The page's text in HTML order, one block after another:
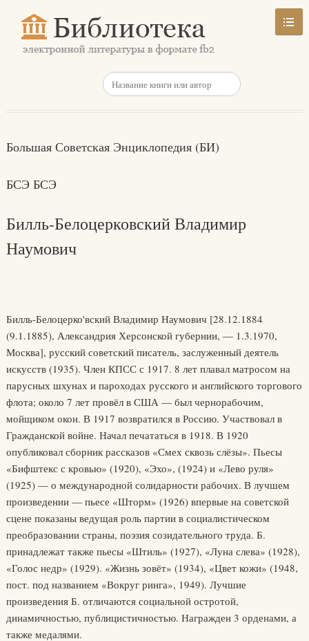
Большая Советская Энциклопедия (БИ)
БСЭ БСЭ
Билль-Белоцерковский Владимир
Наумович
Билль-Белоцерко'вский Владимир Наумович [28.12.1884
(9.1.1885), Александрия Херсонской губернии, — 1.3.1970,
Москва], русский советский писатель, заслуженный деятель
искусств (1935). Член КПСС с 1917. 8 лет плавал матросом на
парусных шхунах и пароходах русского и английского торгового
флота; около 7 лет провёл в США — был чернорабочим,
мойщиком окон. В 1917 возвратился в Россию. Участвовал в
Гражданской войне. Начал печататься в 1918. В 1920
опубликовал сборник рассказов «Смех сквозь слёзы». Пьесы
«Бифштекс с кровью» (1920), «Эхо», (1924) и «Лево руля»
(1925) — о международной солидарности рабочих. В лучшем
произведении — пьесе «Шторм» (1926) впервые на советской
сцене показаны ведущая роль партии в социалистическом
преобразовании страны, поэзия созидательного труда. Б.
принадлежат также пьесы «Штиль» (1927), «Луна слева» (1928),
«Голос недр» (1929). «Жизнь зовёт» (1934), «Цвет кожи» (1948,
пост. под названием «Вокруг ринга», 1949). Лучшие
произведения Б. отличаются социальной остротой,
динамичностью, публицистичностью. Награжден 3 орденами, а
также медалями.